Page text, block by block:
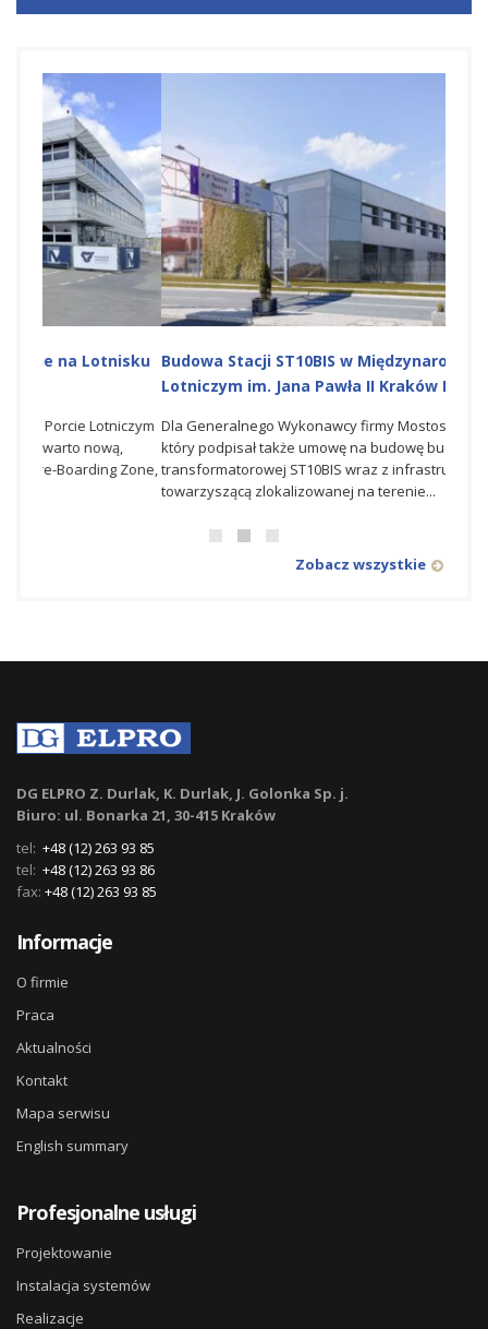
Budowa Stacji ST10BIS w Międzynarodowym Porcie
Lotniczym im. Jana Pawła II Kraków Balice
Dla Generalnego Wykonawcy firmy Mostostal Warszawa
który podpisał także umowę na budowę budynku stacji
transformatorowej ST10BIS wraz z infrastrukturą
towarzyszącą zlokalizowanej na terenie...
Zobacz wszystkie
DG ELPRO Z. Durlak, K. Durlak, J. Golonka Sp. j.
Biuro: ul. Bonarka 21, 30-415 Kraków
tel: +48 (12) 263 93 85
tel: +48 (12) 263 93 86
fax: +48 (12) 263 93 85
Informacje
O firmie
Praca
Aktualności
Kontakt
Mapa serwisu
English summary
Profesjonalne usługi
Projektowanie
Instalacja systemów
Realizacje